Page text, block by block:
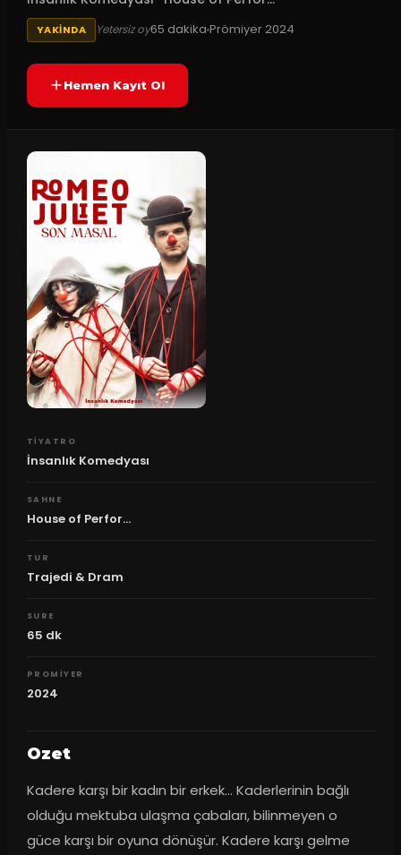
YAKINDA Yetersiz oy65 dakikaPrömiyer 2024
Hemen Kayıt Ol
TIYATRO
İnsanlık Komedyası
SAHNE
House of Perfor...
TUR
Trajedi & Dram
SURE
65 dk
PROMIYER
2024
Ozet
Kadere karşı bir kadın bir erkek… Kaderlerinin bağlı
olduğu mektuba ulaşma çabaları, bilinmeyen o
güce karşı bir oyuna dönüşür. Kadere karşı gelme